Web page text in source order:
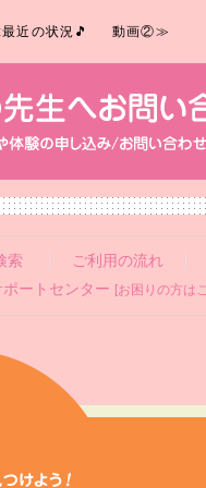
近の状況🎵 動画②≫
索
ご利用の流れ
ポートセンター [お困りの方は